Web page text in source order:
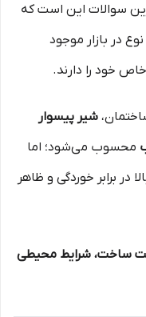
سوالات این است که
در بازار موجود
خود را دارند.
شیر پیسوار
محسوب می‌شود؛ اما
برابر خوردگی و ظاهر
ساخت، شرایط محیطی